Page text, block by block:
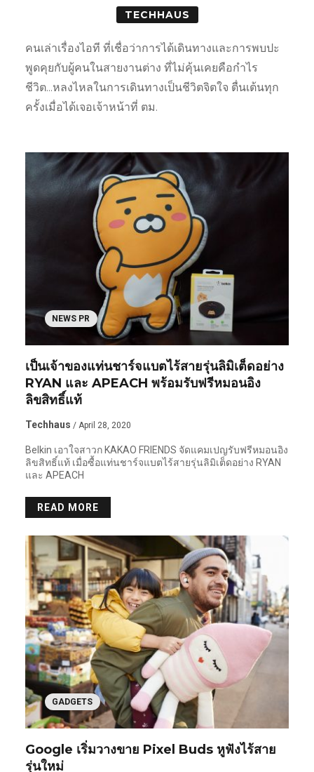
TECHHAUS
คนเล่าเรื่องไอที ที่เชื่อว่าการได้เดินทางและการพบปะ
พูดคุยกับผู้คนในสายงานต่าง ที่ไม่คุ้นเคยคือกำไร
ชีวิต...หลงไหลในการเดินทางเป็นชีวิตจิตใจ ตื่นเต้นทุก
ครั้งเมื่อได้เจอเจ้าหน้าที่ ตม.
NEWS PR
เป็นเจ้าของแท่นชาร์จแบตไร้สายรุ่นลิมิเต็ดอย่าง
RYAN และ APEACH พร้อมรับฟรีหมอนอิง
ลิขสิทธิ์แท้
Techhaus / April 28, 2020
Belkin เอาใจสาวก KAKAO FRIENDS จัดแคมเปญรับฟรีหมอนอิง
ลิขสิทธิ์แท้ เมื่อซื้อแท่นชาร์จแบตไร้สายรุ่นลิมิเต็ดอย่าง RYAN
และ APEACH
READ MORE
GADGETS
Google เริ่มวางขาย Pixel Buds หูฟังไร้สาย
รุ่นใหม่